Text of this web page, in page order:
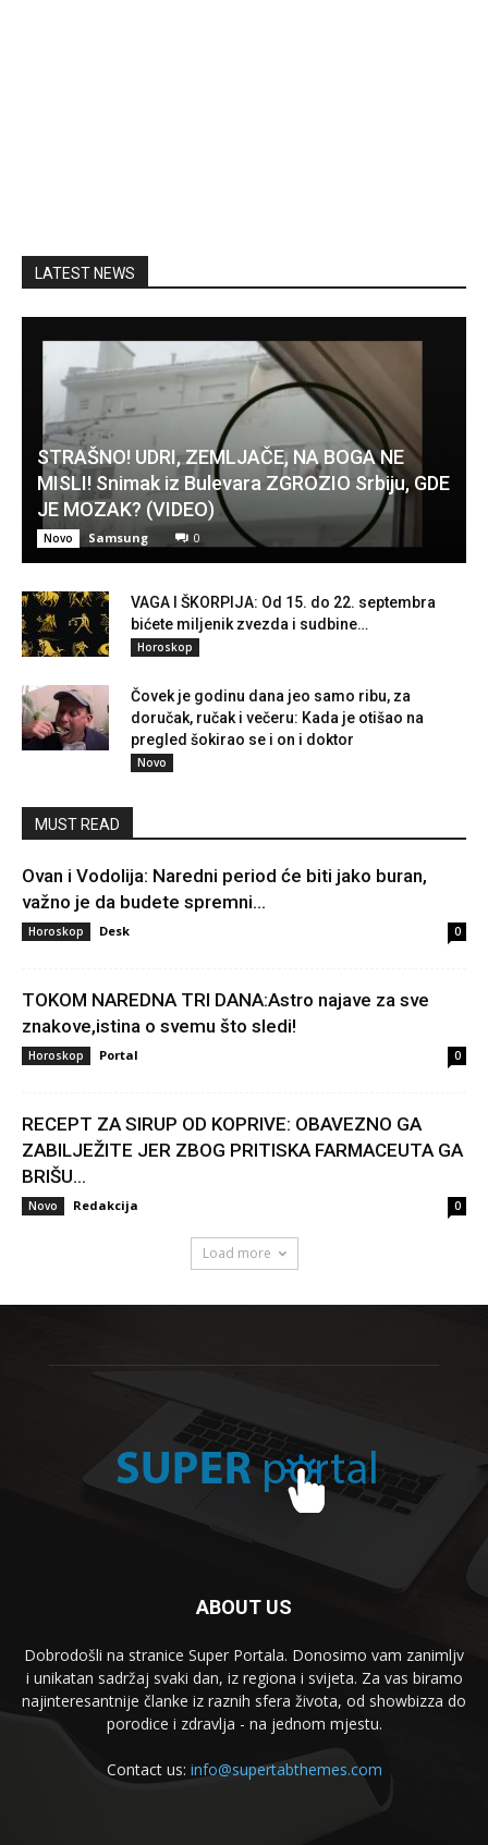
LATEST NEWS
STRAŠNO! UDRI, ZEMLJAČE, NA BOGA NE
MISLI! Snimak iz Bulevara ZGROZIO Srbiju, GDE
JE MOZAK? (VIDEO)
Novo Samsung 0
VAGA I ŠKORPIJA: Od 15. do 22. septembra
bićete miljenik zvezda i sudbine…
Horoskop
Čovek je godinu dana jeo samo ribu, za
doručak, ručak i večeru: Kada je otišao na
pregled šokirao se i on i doktor
Novo
MUST READ
Ovan i Vodolija: Naredni period će biti jako buran,
važno je da budete spremni...
Horoskop Desk 0
TOKOM NAREDNA TRI DANA:Astro najave za sve
znakove,istina o svemu što sledi!
Horoskop Portal 0
RECEPT ZA SIRUP OD KOPRIVE: OBAVEZNO GA
ZABILJEŽITE JER ZBOG PRITISKA FARMACEUTA GA
BRIŠU...
Novo Redakcija 0
Load more
ABOUT US
Dobrodošli na stranice Super Portala. Donosimo vam zanimljv
i unikatan sadržaj svaki dan, iz regiona i svijeta. Za vas biramo
najinteresantnije članke iz raznih sfera života, od showbizza do
porodice i zdravlja - na jednom mjestu.
Contact us: info@supertabthemes.com